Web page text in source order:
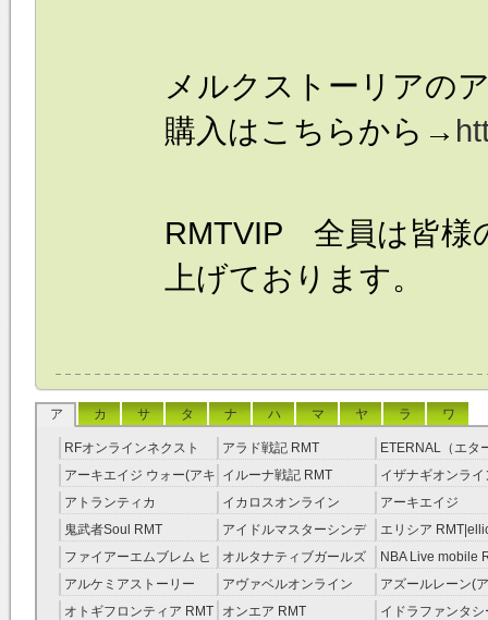
メルクストーリアの
購入はこちらから→
RMTVIP 全員は皆様
上げております。
ア カ サ タ ナ ハ マ ヤ ラ ワ
RFオンラインネクスト
RMT
アラド戦記 RMT
ETERNAL（エタ
RMT
アーキエイジ ウォー(アキ
ウオ) RMT
イルーナ戦記 RMT
イザナギオンライ
アトランティカ
RMT|Atlantica RMT
イカロスオンライン
RMT（予約制）
アーキエイジ
RMT|ArcheAge
約制）
鬼武者Soul RMT
アイドルマスターシンデ
レラガールズ(モバマス)
RMT
エリシア
RMT
ファイアーエムブレム ヒ
ーローズ(FEヒーローズ)
RMT
オルタナティブガールズ
RMT
NBA Live mobile
アルケミアストーリー
（アルスト） RMT
アヴァベルオンライン
RMT
アズールレーン(
RMT
オトギフロンティア RMT オンエア RMT
イドラファンタシ